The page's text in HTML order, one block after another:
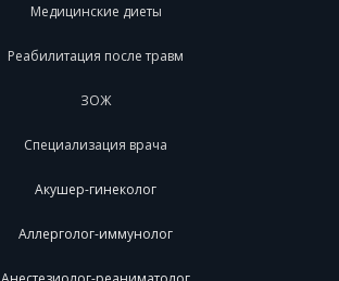
Медицинские диеты
Реабилитация после травм
ЗОЖ
Специализация врача
Акушер-гинеколог
Аллерголог-иммунолог